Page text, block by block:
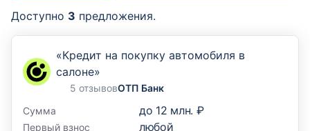
Доступно 3 предложения.
«Кредит на покупку автомобиля в
салоне»
5 отзывовОТП Банк
Сумма
до 12 млн. ₽
Первый взнос любой